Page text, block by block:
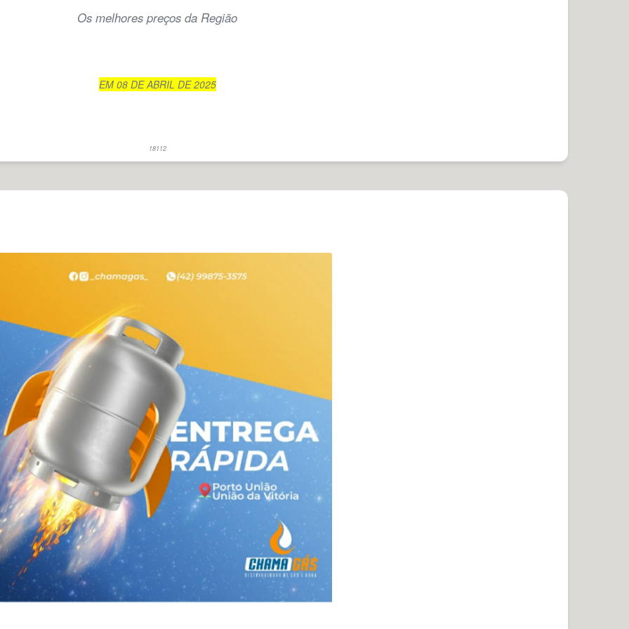
Os melhores preços da Região
EM 08 DE ABRIL DE 2025
18112